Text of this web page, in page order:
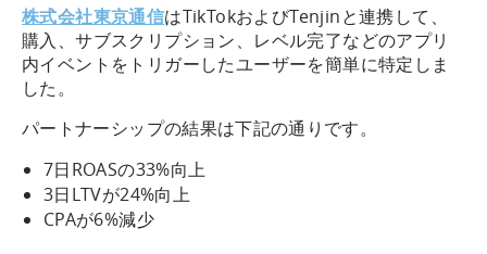
株式会社東京通信はTikTokおよびTenjinと連携して、
購入、サブスクリプション、レベル完了などのアプリ
内イベントをトリガーしたユーザーを簡単に特定しま
した。
パートナーシップの結果は下記の通りです。
7日ROASの33%向上
3日LTVが24%向上
CPAが6%減少